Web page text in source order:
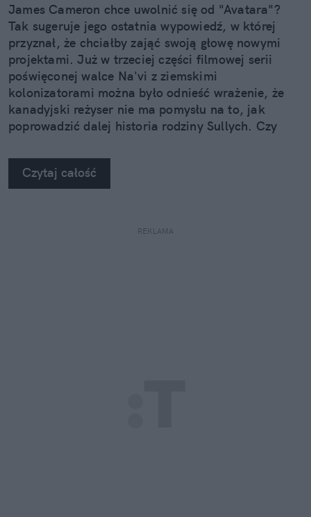
James Cameron chce uwolnić się od "Avatara"?
Tak sugeruje jego ostatnia wypowiedź, w której
przyznał, że chciałby zająć swoją głowę nowymi
projektami. Już w trzeciej części filmowej serii
poświęconej walce Na'vi z ziemskimi
kolonizatorami można było odnieść wrażenie, że
kanadyjski reżyser nie ma pomysłu na to, jak
poprowadzić dalej historia rodziny Sullych. Czy
wyszłaby mu na dobre?
Czytaj całość
REKLAMA